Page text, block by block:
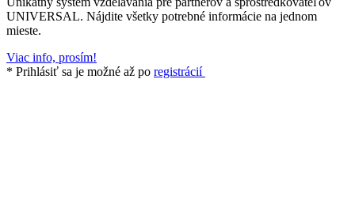
UNIVERSAL. Nájdite všetky potrebné informácie na jednom
mieste.
Viac info, prosím!
* Prihlásiť sa je možné až po registrácií